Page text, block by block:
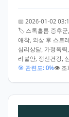
📅 2026-01-02
🏷️ 스톡홀름 증후군
애착, 외상 후 스트
심리상담, 가정폭
리불안, 정신건강,
🎯 관련도: 0%👁️ 조